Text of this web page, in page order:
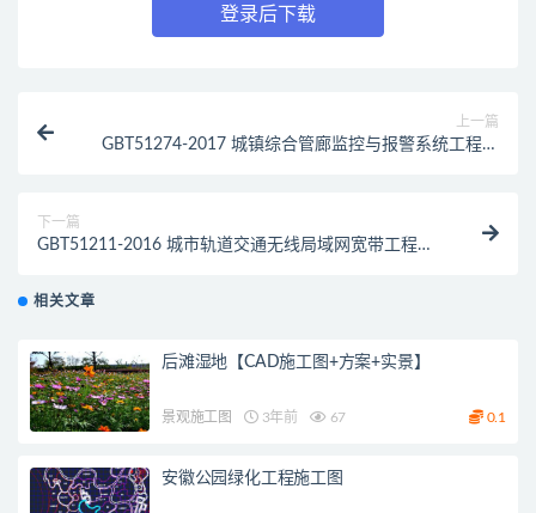
登录后下载
上一篇
GBT51274-2017 城镇综合管廊监控与报警系统工程技
下一篇
GBT51211-2016 城市轨道交通无线局域网宽带工程技
相关文章
后滩湿地【CAD施工图+方案+实景】
景观施工图 3年前 67 0.1
安徽公园绿化工程施工图